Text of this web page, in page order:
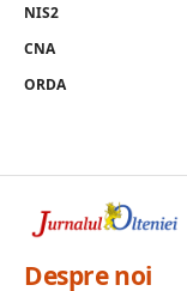
NIS2
CNA
ORDA
Despre noi